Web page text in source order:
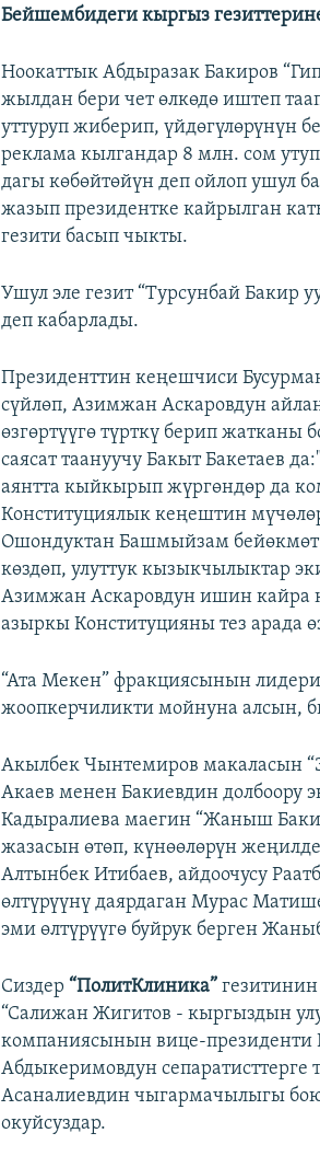
Бейшембидеги кыргыз
Ноокаттык Абдыразак Бакиров
жылдан бери чет өлкөдө иштеп
уттуруп жиберип, үйдөгүлөрүнүн
реклама кылгандар 8 млн. сом
дагы көбөйтөйүн деп ойлоп ушул
жазып президентке кайрылган
гезити басып чыкты.
Ушул эле гезит “Турсунбай Бакир
деп кабарлады.
Президенттин кеңешчиси
сүйлөп, Азимжан Аскаровдун
өзгөртүүгө түрткү берип
саясат таануучу Бакыт Бакетаев
аянтта кыйкырып жүргөндөр да
Конституциялык кеңештин
Ошондуктан Башмыйзам
көздөп, улуттук кызыкчылыктар
Азимжан Аскаровдун ишин кайра
азыркы Конституцияны тез арада
“Ата Мекен” фракциясынын
жоопкерчиликти мойнуна алсын,
Акылбек Чынтемиров макаласын
Акаев менен Бакиевдин долбоору
Кадыралиева маегин “Жаныш
жазасын өтөп, күнөөлөрүн
Алтынбек Итибаев, айдоочусу
өлтүрүүнү даярдаган Мурас
эми өлтүрүүгө буйрук берген
Сиздер“ПолитКлиника”
“Салижан Жигитов - кыргыздын
компаниясынын вице-президенти
Абдыкеримовдун
Асаналиевдин чыгармачылыгы
окуйсуздар.